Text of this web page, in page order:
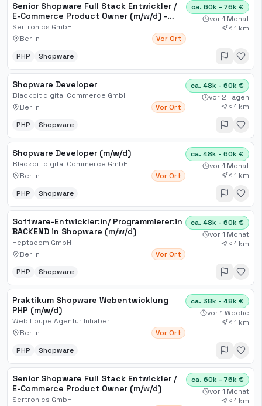
Senior Shopware Full Stack Entwickler /
E-Commerce Product Owner (m/w/d) -
Berlin Business
Sertronics GmbH
Berlin
Vor Ort
ca. 60k - 76k €
vor 1 Monat
< 1 km
PHP Shopware
Shopware Developer
Blackbit digital Commerce GmbH
Berlin
Vor Ort
ca. 48k - 60k €
vor 2 Tagen
< 1 km
PHP
Shopware
Shopware Developer (m/w/d)
Blackbit digital Commerce GmbH
Berlin
Vor Ort
ca. 48k - 60k €
vor 1 Monat
< 1 km
PHP
Shopware
Software-Entwickler:in/ Programmierer:in
BACKEND in Shopware (m/w/d)
Heptacom GmbH
Berlin
Vor Ort
ca. 48k - 60k €
vor 1 Monat
< 1 km
PHP Shopware
Praktikum Shopware Webentwicklung
PHP (m/w/d)
Web Loupe Agentur Inhaber
Berlin
Vor Ort
ca. 38k - 48k €
vor 1 Woche
< 1 km
PHP Shopware
Senior Shopware Full Stack Entwickler /
E-Commerce Product Owner (m/w/d)
Sertronics GmbH
ca. 60k - 76k €
vor 1 Monat
< 1 km